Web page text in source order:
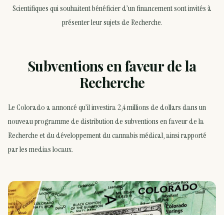
Scientifiques qui souhaitent bénéficier d’un financement sont invités à
présenter leur sujets de Recherche.
Subventions en faveur de la
Recherche
Le Colorado a annoncé qu’il investira 2,4 millions de dollars dans un
nouveau programme de distribution de subventions en faveur de la
Recherche et du développement du cannabis médical, ainsi rapporté
par les medias locaux.